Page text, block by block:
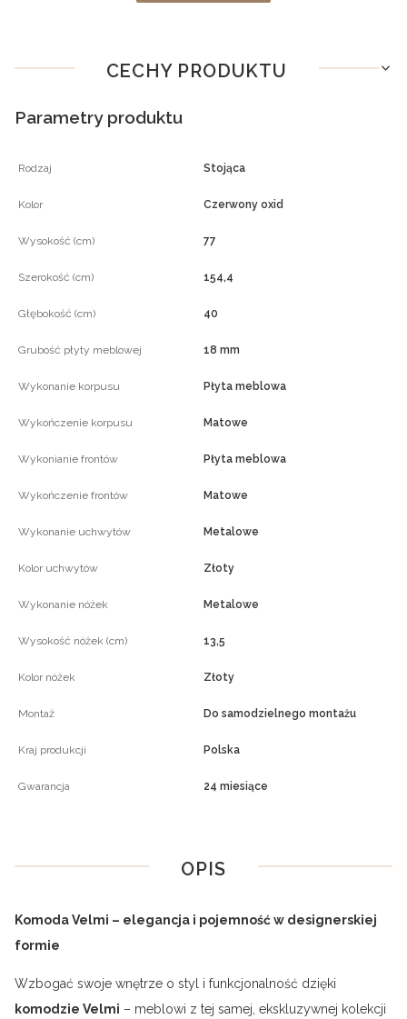
CECHY PRODUKTU
Parametry produktu
Rodzaj Stojąca
Kolor Czerwony oxid
Wysokość (cm) 77
Szerokość (cm) 154,4
Głębokość (cm) 40
Grubość płyty meblowej 18 mm
Wykonanie korpusu Płyta meblowa
Wykończenie korpusu Matowe
Wykonianie frontów Płyta meblowa
Wykończenie frontów Matowe
Wykonanie uchwytów Metalowe
Kolor uchwytów Złoty
Wykonanie nóżek Metalowe
Wysokość nóżek (cm) 13,5
Kolor nóżek Złoty
Montaż Do samodzielnego montażu
Kraj produkcji Polska
Gwarancja 24 miesiące
OPIS
Komoda Velmi – elegancja i pojemność w designerskiej
formie
Wzbogać swoje wnętrze o styl i funkcjonalność dzięki
komodzie Velmi – meblowi z tej samej, ekskluzywnej kolekcji